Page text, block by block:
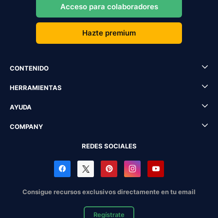
Acceso para colaboradores
Hazte premium
CONTENIDO
HERRAMIENTAS
AYUDA
COMPANY
REDES SOCIALES
Consigue recursos exclusivos directamente en tu email
Regístrate